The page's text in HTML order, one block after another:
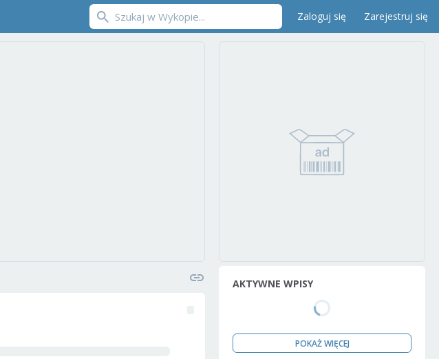
Zaloguj się Zarejestruj się
AKTYWNE WPISY
POKAŻ WIĘCEJ